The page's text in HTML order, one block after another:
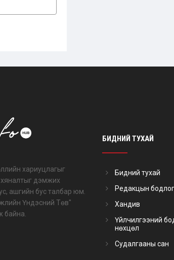
хариуцлагыг
хяналтыг дэмжих
ашгийн бус талбар юм.
Үндэсний Төв"
байна.
БИДНИЙ ТУХАЙ
Бидний тухай
Редакцын
Хандив
Үйлчилгээний
нөхцөл
Судалгааны сан